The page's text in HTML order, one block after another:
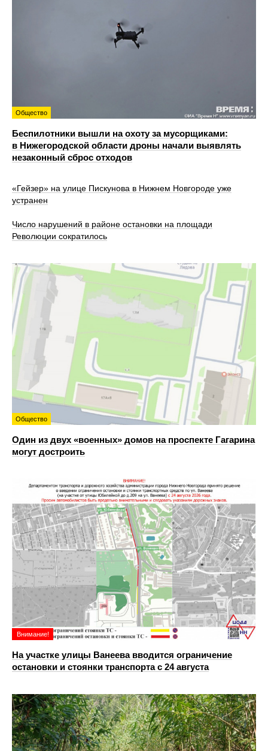
Общество
Беспилотники вышли на охоту за мусорщиками:
в Нижегородской области дроны начали выявлять
незаконный сброс отходов
«Гейзер» на улице Пискунова в Нижнем Новгороде уже
устранен
Число нарушений в районе остановки на площади
Революции сократилось
Общество
Один из двух «военных» домов на проспекте Гагарина
могут достроить
Внимание!
На участке улицы Ванеева вводится ограничение
остановки и стоянки транспорта с 24 августа